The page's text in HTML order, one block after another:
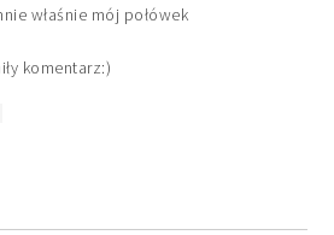
właśnie mój połówek
komentarz:)